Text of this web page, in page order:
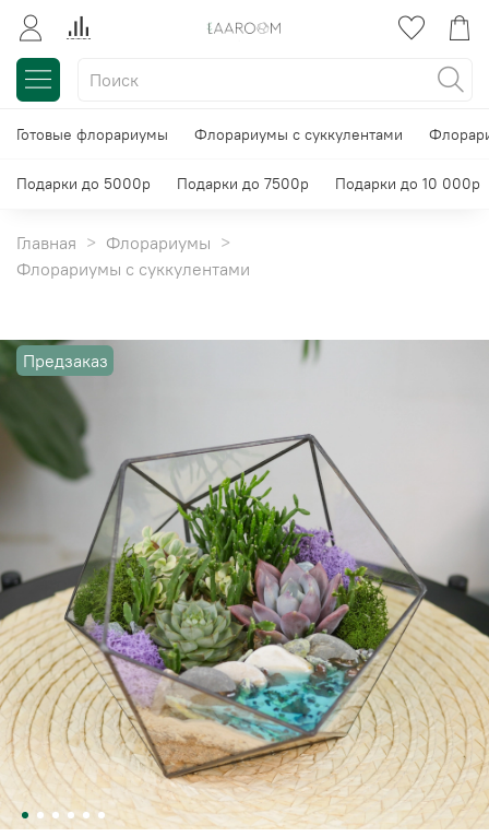
Готовые флорариумы Флорариумы с суккулентами
Подарки до 5000р Подарки до 7500р Подарки до 10 000р
Главная
Флорариумы
Флорариумы с суккулентами
Предзаказ